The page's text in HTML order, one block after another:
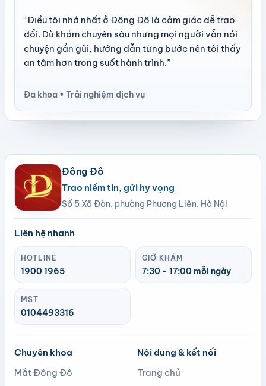
“Điều tôi nhớ nhất ở Đông Đô là cảm giác dễ trao
đổi. Dù khám chuyên sâu nhưng mọi người vẫn nói
chuyện gần gũi, hướng dẫn từng bước nên tôi thấy
an tâm hơn trong suốt hành trình.”
Đa khoa • Trải nghiệm dịch vụ
Đông Đô
Trao niềm tin, gửi hy vọng
Số 5 Xã Đàn, phường Phương Liên, Hà Nội
Liên hệ nhanh
HOTLINE
1900 1965
GIỜ KHÁM
7:30 - 17:00 mỗi ngày
MST
0104493316
Chuyên khoa
Mắt Đông Đô
Nội dung & kết nối
Trang chủ